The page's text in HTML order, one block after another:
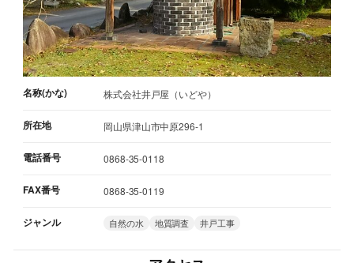
名称(かな) 株式会社井戸屋（いどや）
所在地 岡山県津山市中原296-1
電話番号 0868-35-0118
FAX番号 0868-35-0119
ジャンル 自然の水 地質調査 井戸工事